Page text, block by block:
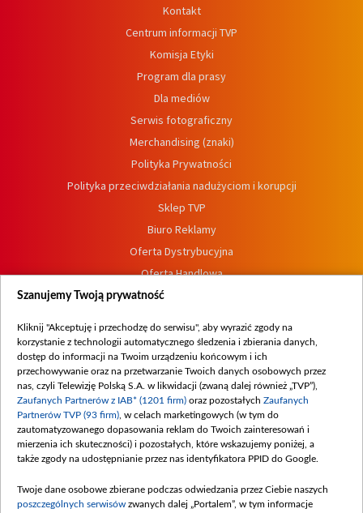
Kontakt
Centrum informacji TVP
Komisja Etyki
Program dla prasy
Dla mediów
Serwis fotograficzny
Merchandising (znaki)
Polityka Prywatności
Polityka przeciwdziałania nadużyciom i korupcji
Sklep TVP
Biuro Reklamy
Oferta Dystrybucyjna
Oferta Handlowa
Dostępność
Procedura zgłoszeń wewnętrznych
Szanujemy Twoją prywatność
Kliknij "Akceptuję i przechodzę do serwisu", aby wyrazić zgody na
korzystanie z technologii automatycznego śledzenia i zbierania danych,
dostęp do informacji na Twoim urządzeniu końcowym i ich
przechowywanie oraz na przetwarzanie Twoich danych osobowych przez
nas, czyli Telewizję Polską S.A. w likwidacji (zwaną dalej również „TVP”),
Zaufanych Partnerów z IAB* (1201 firm) oraz pozostałych Zaufanych
Partnerów TVP (93 firm) , w celach marketingowych (w tym do
zautomatyzowanego dopasowania reklam do Twoich zainteresowań i
mierzenia ich skuteczności) i pozostałych, które wskazujemy poniżej, a
także zgody na udostępnianie przez nas identyfikatora PPID do Google.
Twoje dane osobowe zbierane podczas odwiedzania przez Ciebie naszych
poszczególnych serwisów zwanych dalej „Portalem”, w tym informacje